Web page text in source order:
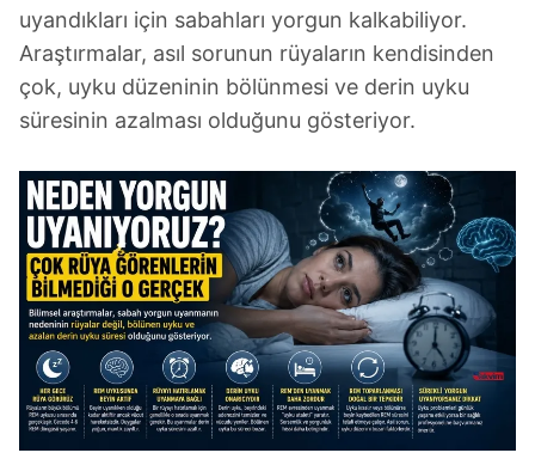
uyandıkları için sabahları yorgun kalkabiliyor.
Araştırmalar, asıl sorunun rüyaların kendisinden
çok, uyku düzeninin bölünmesi ve derin uyku
süresinin azalması olduğunu gösteriyor.